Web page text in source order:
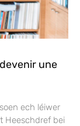
une
ech léiwer
Heeschdref bei